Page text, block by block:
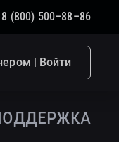
8 (800) 500–88–86
| Войти